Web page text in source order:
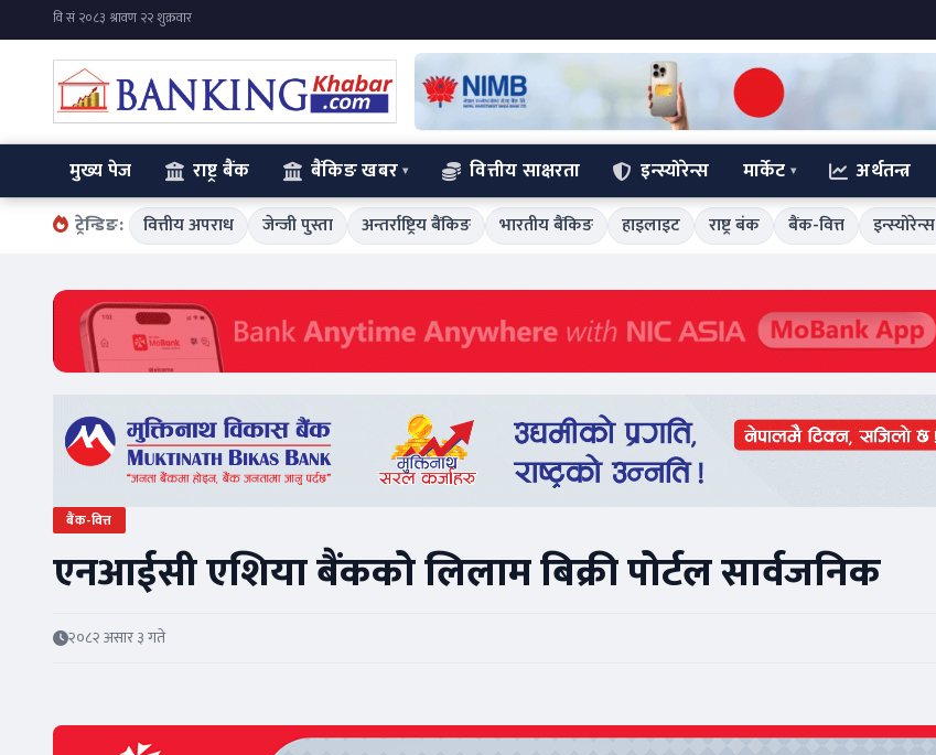
मुख्य पेज राष्ट्र बैंक बैंकिङ खबर वित्तीय साक्षरता इन्स्योरेन्स मार्केट अर्थतन्त्र
ट्रेन्डिङ: वित्तीय अपराध जेन्जी पुस्ता अन्तर्राष्ट्रिय बैंकिङ भारतीय बैंकिङ हाइलाइट राष्ट्र बंक बैंक-वित्त इन्स्योरेन्स
बैंक-वित्त
एनआईसी एशिया बैंकको लिलाम बिक्री पोर्टल सार्वजनिक
२०८२ असार ३ गते